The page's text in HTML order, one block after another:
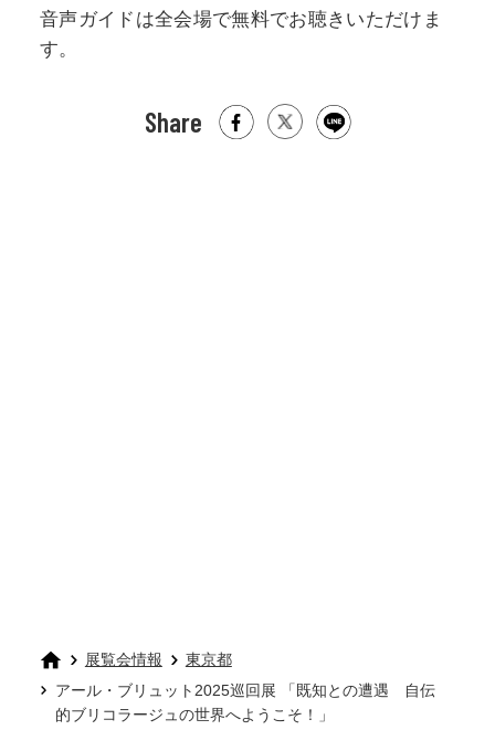
音声ガイドは全会場で無料でお聴きいただけま
す。
Share
展覧会情報
東京都
アール・ブリュット2025巡回展 「既知との遭遇 自伝
的ブリコラージュの世界へようこそ！」